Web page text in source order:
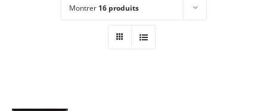
Montrer 16 produits